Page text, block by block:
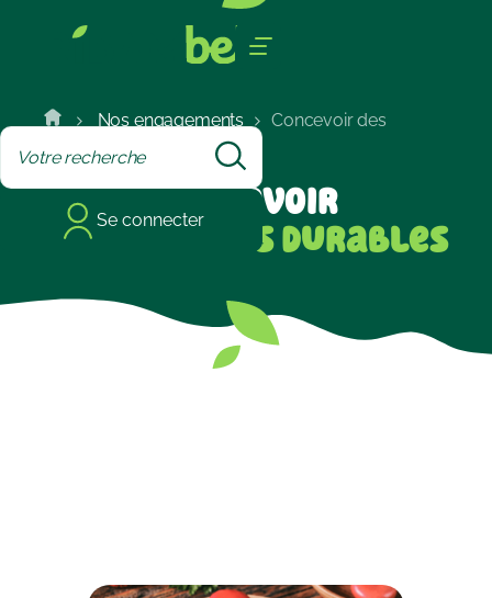
Se connecter
Nos engagements
Concevoir des
Portions durables
Concevoir
des Portions durables
Cookies management panel